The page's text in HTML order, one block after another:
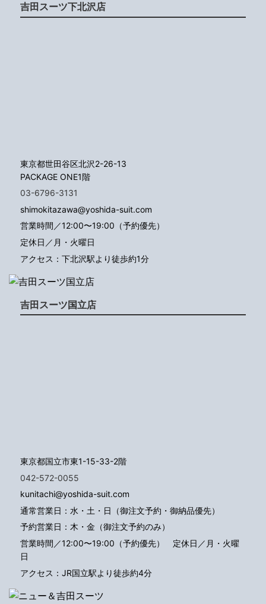
吉田スーツ下北沢店
東京都世田谷区北沢2-26-13
PACKAGE ONE1階
03-6796-3131
shimokitazawa@yoshida-suit.com
営業時間／12:00〜19:00（予約優先）
定休日／月・火曜日
アクセス：下北沢駅より徒歩約1分
吉田スーツ国立店
東京都国立市東1-15-33-2階
042-572-0055
kunitachi@yoshida-suit.com
通常営業日：水・土・日（御注文予約・御納品優先）
予約営業日：木・金（御注文予約のみ）
営業時間／12:00〜19:00（予約優先） 定休日／月・火曜
日
アクセス：JR国立駅より徒歩約4分